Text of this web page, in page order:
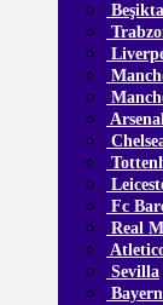
Fc
Real
Sevilla